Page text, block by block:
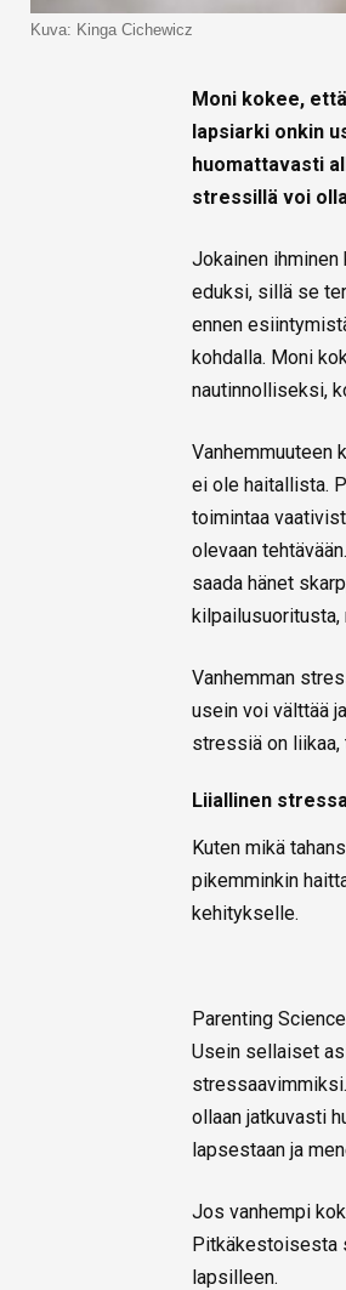
Kuva: Kinga Cichewicz
Moni kokee,
lapsiarki onkin
huomattavasti
stressillä voi
Jokainen
eduksi, sillä se
ennen
kohdalla. Moni
nautinnolliseksi,
Vanhemmuuteen
ei ole haitallista.
toimintaa
olevaan
saada hänet
kilpailusuoritusta,
Vanhemman
usein voi välttää
stressiä on liikaa,
Liiallinen
Kuten mikä
pikemminkin
kehitykselle.
Parenting
Usein sellaiset
ollaan jatkuvasti
lapsestaan ja
Jos vanhempi
Pitkäkestoisesta
lapsilleen.